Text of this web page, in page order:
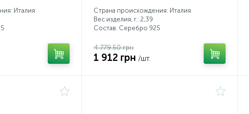
Италия
Страна происхождения: Италия
Вес изделия, г.: 2,39
Состав: Серебро 925
4 779.50 грн
1 912 грн /шт.